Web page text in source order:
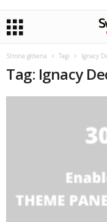
Strona główna Tagi Ignacy
Tag: Ignacy